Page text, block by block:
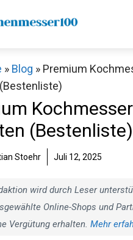
» Blog » Premium
(Bestenliste)
Stoehr Juli 12, 2025
wird durch Leser
Online-Shops und
Vergütung erhalten. Mehr